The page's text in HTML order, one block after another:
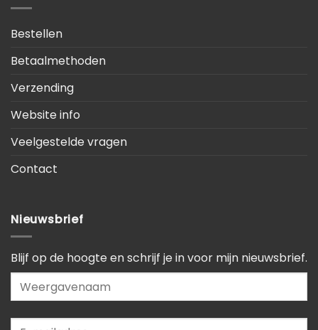
Bestellen
Betaalmethoden
Verzending
Website info
Veelgestelde vragen
Contact
Nieuwsbrief
Blijf op de hoogte en schrijf je in voor mijn nieuwsbrief.